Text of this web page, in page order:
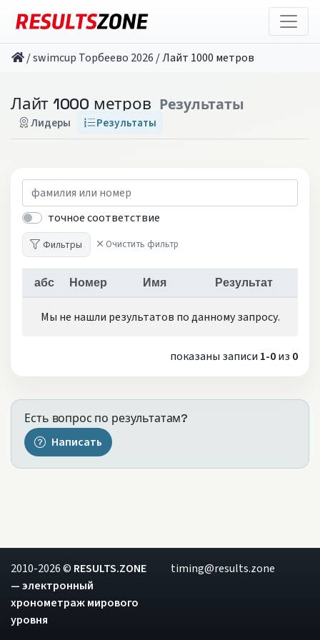
/swimcup Торбеево 2026 /Лайт 1000 метров
Лайт 1000 метров Результаты
Лидеры Результаты
точное соответствие
Фильтры Очистить фильтр
абс Номер Имя Результат
Мы не нашли результатов по данному запросу.
показаны записи 1-0из 0
Есть вопрос по результатам?
Написать
2010-2026 © RESULTS.ZONE
— электронный
хронометраж мирового
уровня
timing@results.zone